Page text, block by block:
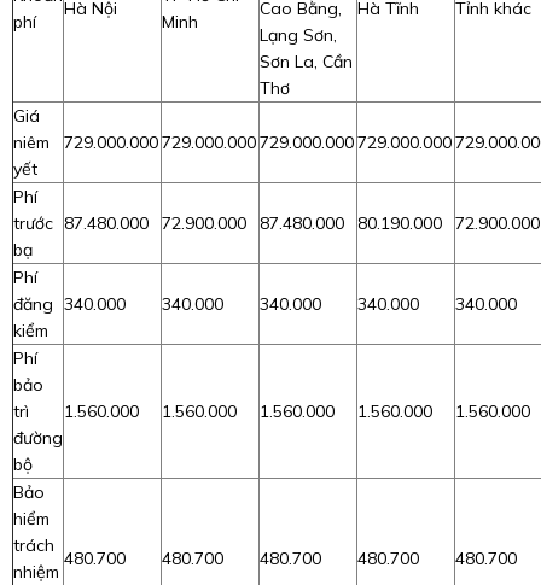
phí
Hà Nội
Minh
Cao Bằng,
Lạng Sơn,
Sơn La, Cần
Thơ
Hà Tĩnh Tỉnh khác
Giá
niêm
yết
729.000.000729.000.000729.000.000729.000.000
Phí
trước
bạ
87.480.000 72.900.000 87.480.000 80.190.000 72.900.000
Phí
đăng
kiểm
340.000 340.000 340.000 340.000 340.000
Phí
bảo
trì
đường
bộ
1.560.000 1.560.000 1.560.000 1.560.000 1.560.000
Bảo
hiểm
trách
nhiệm
480.700 480.700 480.700 480.700 480.700